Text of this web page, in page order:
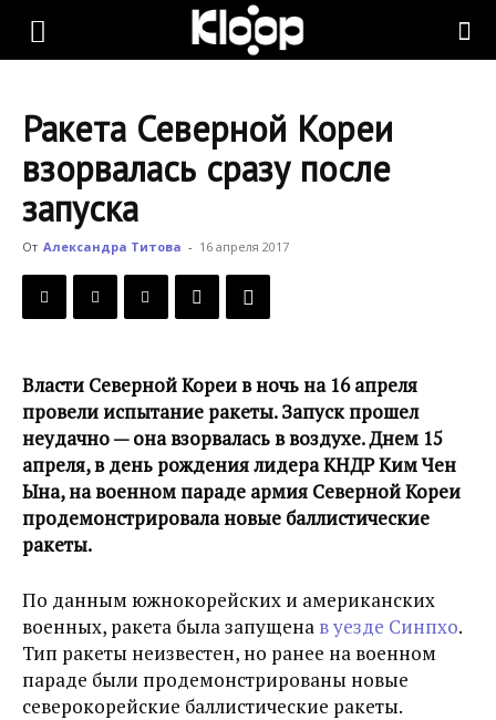
KLOOP.KG
Новости
Кыргызстана
Ракета Северной Кореи
взорвалась сразу после
запуска
От Александра Титова - 16 апреля 2017
Власти Северной Кореи в ночь на 16 апреля
провели испытание ракеты. Запуск прошел
неудачно — она взорвалась в воздухе. Днем 15
апреля, в день рождения лидера КНДР Ким Чен
Ына, на военном параде армия Северной Кореи
продемонстрировала новые баллистические
ракеты.
По данным южнокорейских и американских
военных, ракета была запущена в уезде Синпхо.
Тип ракеты неизвестен, но ранее на военном
параде были продемонстрированы новые
северокорейские баллистические ракеты.